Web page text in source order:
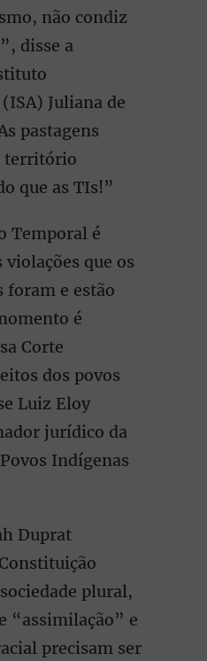
não condiz
disse a
Juliana de
pastagens
território
que as TIs!”
Temporal é
que os
foram e estão
é
Corte
dos povos
Luiz Eloy
jurídico da
Indígenas
Duprat
plural,
“assimilação” e
precisam ser